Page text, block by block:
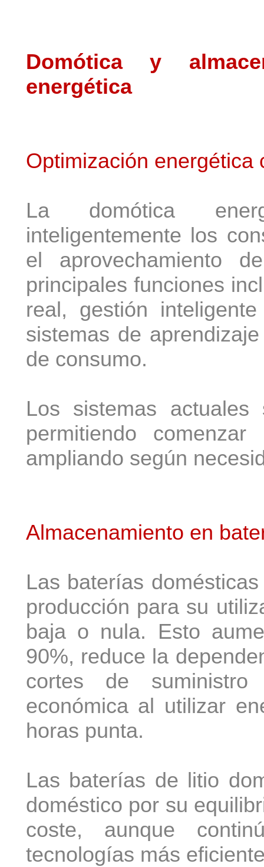
Domótica y
energética
Optimización energética
La domótica
inteligentemente los
el aprovechamiento
principales funciones
real, gestión
sistemas de
de consumo.
Los sistemas
permitiendo
ampliando según
Almacenamiento en
Las baterías
producción para su
baja o nula. Esto
90%, reduce la
cortes de
económica al utilizar
horas punta.
Las baterías de litio
doméstico por su
coste, aunque
tecnologías más